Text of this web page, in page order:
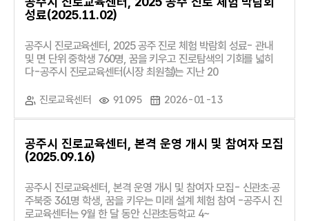
성료(2025.11.02)
공주시 진로교육센터, 2025 공주 진로 체험 박람회 성료- 관내
및 면 단위 중학생 760명, 꿈을 키우고 진로탐색의 기회를 넓히
다-공주시 진로교육센터(시장 최원철)는 지난 20
진로교육센터 91095 2026-01-13
공주시 진로교육센터, 본격 운영 개시 및 참여자 모집
(2025.09.16)
공주시 진로교육센터, 본격 운영 개시 및 참여자 모집- 신관초·공
주북중 361명 학생, 꿈을 키우는 미래 설계 체험 참여 -공주시 진
로교육센터는 9월 한 달 동안 신관초등학교 4~